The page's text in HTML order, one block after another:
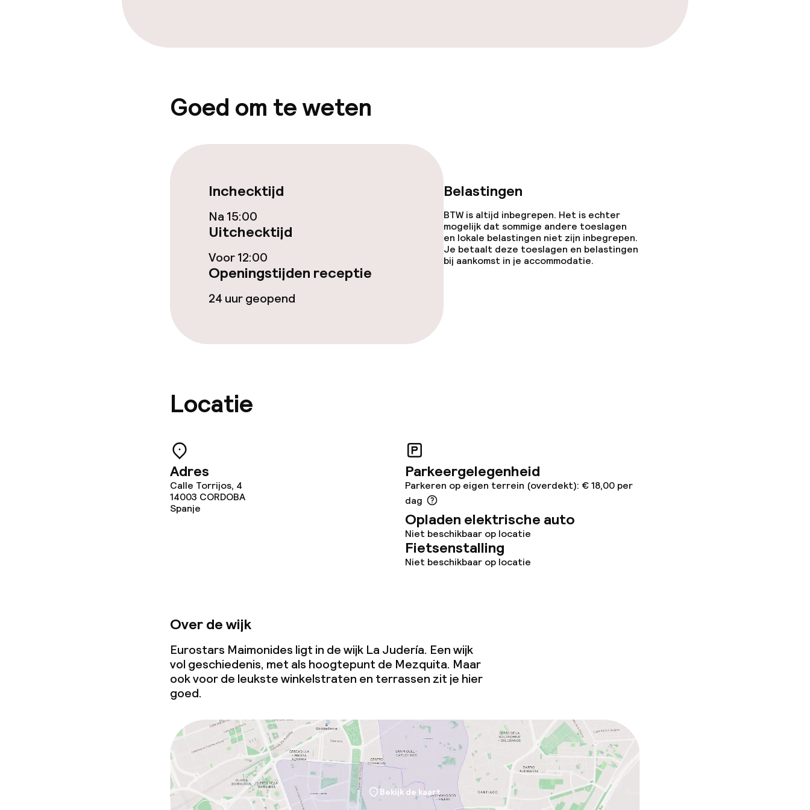
Schoonmaakvoorzieningen
Beleid
Goed om te weten
Inchecktijd
Na 15:00
Uitchecktijd
Voor 12:00
Openingstijden receptie
24 uur geopend
Belastingen
BTW is altijd inbegrepen. Het is echter
mogelijk dat sommige andere toeslagen
en lokale belastingen niet zijn inbegrepen.
Je betaalt deze toeslagen en belastingen
bij aankomst in je accommodatie.
Locatie
Adres
Calle Torrijos, 4
14003 CORDOBA
Spanje
Parkeergelegenheid
Parkeren op eigen terrein (overdekt): € 18,00 per
dag
Opladen elektrische auto
Niet beschikbaar op locatie
Fietsenstalling
Niet beschikbaar op locatie
Over de wijk
Eurostars Maimonides ligt in de wijk La Judería. Een wijk
vol geschiedenis, met als hoogtepunt de Mezquita. Maar
ook voor de leukste winkelstraten en terrassen zit je hier
goed.
Bekijk de kaart